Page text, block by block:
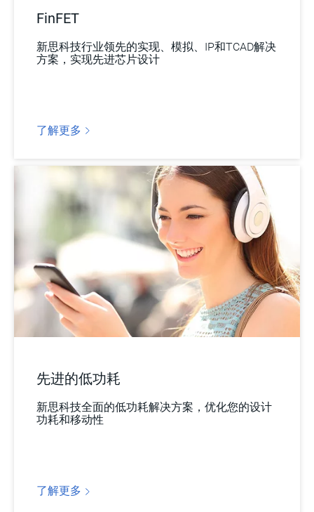
FinFET
新思科技行业领先的实现、模拟、IP和TCAD解决
方案，实现先进芯片设计
了解更多
先进的低功耗
新思科技全面的低功耗解决方案，优化您的设计
功耗和移动性
了解更多